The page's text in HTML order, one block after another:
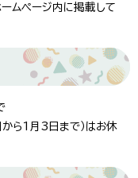
ムページ内に掲載して
ら1月3日まで）はお休